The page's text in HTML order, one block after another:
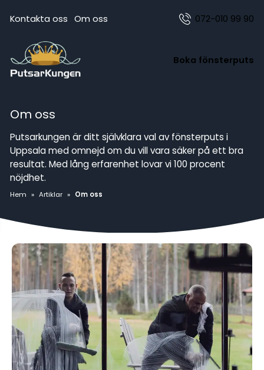
Kontakta oss Om oss 072-010 99 90
Boka fönsterputs
Om oss
Putsarkungen är ditt självklara val av fönsterputs i
Uppsala med omnejd om du vill vara säker på ett bra
resultat. Med lång erfarenhet lovar vi 100 procent
nöjdhet.
Hem » Artiklar » Om oss